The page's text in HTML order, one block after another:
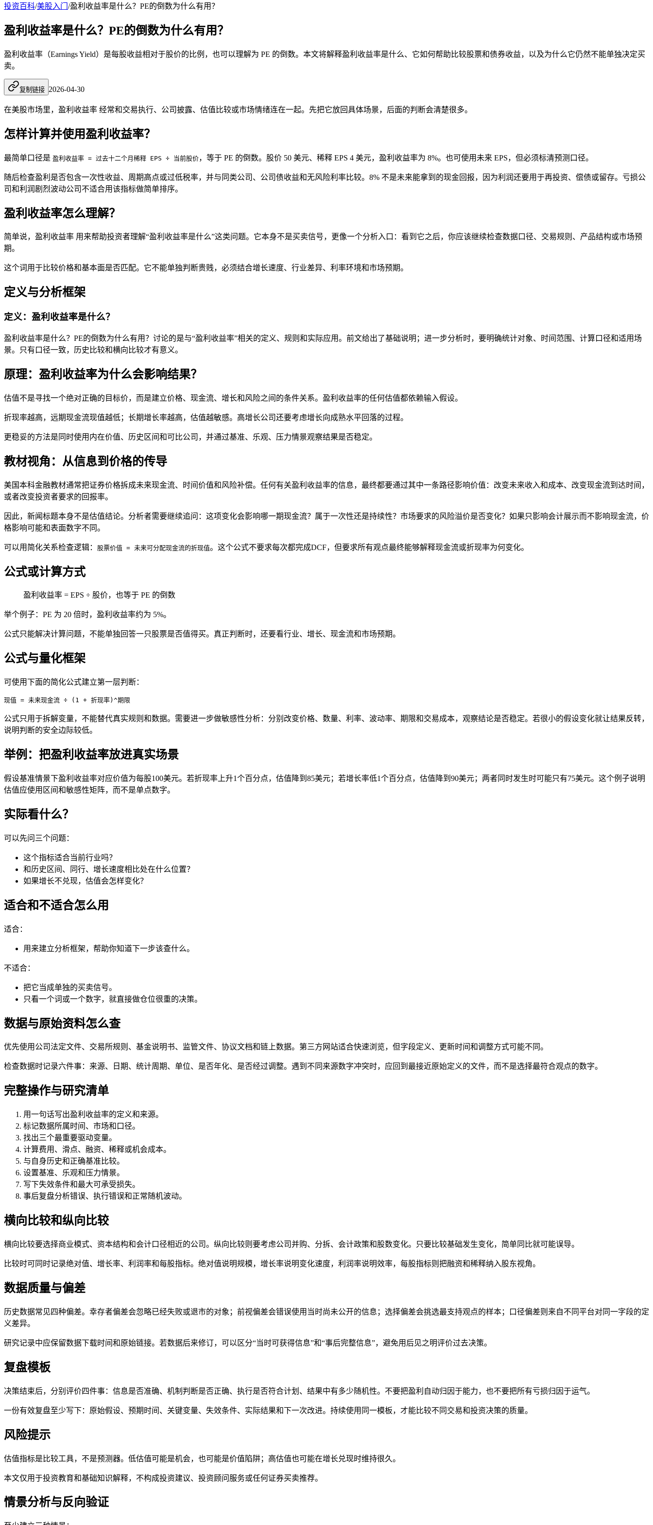
投资百科/美股入门 /盈利收益率是什么？PE的倒数为什么有用？
盈利收益率是什么？PE的倒数为什么有用？
盈利收益率（Earnings Yield）是每股收益相对于股价的比例，也可以理解为 PE 的倒数。本文将解释盈利收益率是什么、它如何帮助比较股票和债券收益，以及为什么它仍然不能单独决定买
卖。
复制链接 2026-04-30
在美股市场里，盈利收益率 经常和交易执行、公司披露、估值比较或市场情绪连在一起。先把它放回具体场景，后面的判断会清楚很多。
怎样计算并使用盈利收益率？
最简单口径是 盈利收益率 = 过去十二个月稀释 EPS ÷ 当前股价，等于 PE 的倒数。股价 50 美元、稀释 EPS 4 美元，盈利收益率为 8%。也可使用未来 EPS，但必须标清预测口径。
随后检查盈利是否包含一次性收益、周期高点或过低税率，并与同类公司、公司债收益和无风险利率比较。8% 不是未来能拿到的现金回报，因为利润还要用于再投资、偿债或留存。亏损公
司和利润剧烈波动公司不适合用该指标做简单排序。
盈利收益率怎么理解？
简单说，盈利收益率 用来帮助投资者理解“盈利收益率是什么”这类问题。它本身不是买卖信号，更像一个分析入口：看到它之后，你应该继续检查数据口径、交易规则、产品结构或市场预
期。
这个词用于比较价格和基本面是否匹配。它不能单独判断贵贱，必须结合增长速度、行业差异、利率环境和市场预期。
定义与分析框架
定义：盈利收益率是什么？
盈利收益率是什么？PE的倒数为什么有用？讨论的是与“盈利收益率”相关的定义、规则和实际应用。前文给出了基础说明；进一步分析时，要明确统计对象、时间范围、计算口径和适用场
景。只有口径一致，历史比较和横向比较才有意义。
原理：盈利收益率为什么会影响结果？
估值不是寻找一个绝对正确的目标价，而是建立价格、现金流、增长和风险之间的条件关系。盈利收益率的任何估值都依赖输入假设。
折现率越高，远期现金流现值越低；长期增长率越高，估值越敏感。高增长公司还要考虑增长向成熟水平回落的过程。
更稳妥的方法是同时使用内在价值、历史区间和可比公司，并通过基准、乐观、压力情景观察结果是否稳定。
教材视角：从信息到价格的传导
美国本科金融教材通常把证券价格拆成未来现金流、时间价值和风险补偿。任何有关盈利收益率的信息，最终都要通过其中一条路径影响价值：改变未来收入和成本、改变现金流到达时间，
或者改变投资者要求的回报率。
因此，新闻标题本身不是估值结论。分析者需要继续追问：这项变化会影响哪一期现金流？属于一次性还是持续性？市场要求的风险溢价是否变化？如果只影响会计展示而不影响现金流，价
格影响可能和表面数字不同。
可以用简化关系检查逻辑： 股票价值 = 未来可分配现金流的折现值。这个公式不要求每次都完成DCF，但要求所有观点最终能够解释现金流或折现率为何变化。
公式或计算方式
盈利收益率 = EPS ÷ 股价，也等于 PE 的倒数
举个例子：PE 为 20 倍时，盈利收益率约为 5%。
公式只能解决计算问题，不能单独回答一只股票是否值得买。真正判断时，还要看行业、增长、现金流和市场预期。
公式与量化框架
可使用下面的简化公式建立第一层判断：
现值 = 未来现金流 ÷ (1 + 折现率)^期限
公式只用于拆解变量，不能替代真实规则和数据。需要进一步做敏感性分析：分别改变价格、数量、利率、波动率、期限和交易成本，观察结论是否稳定。若很小的假设变化就让结果反转，
说明判断的安全边际较低。
举例：把盈利收益率放进真实场景
假设基准情景下盈利收益率对应价值为每股100美元。若折现率上升1个百分点，估值降到85美元；若增长率低1个百分点，估值降到90美元；两者同时发生时可能只有75美元。这个例子说明
估值应使用区间和敏感性矩阵，而不是单点数字。
实际看什么？
可以先问三个问题：
这个指标适合当前行业吗？
和历史区间、同行、增长速度相比处在什么位置？
如果增长不兑现，估值会怎样变化？
适合和不适合怎么用
适合：
用来建立分析框架，帮助你知道下一步该查什么。
不适合：
把它当成单独的买卖信号。
只看一个词或一个数字，就直接做仓位很重的决策。
数据与原始资料怎么查
优先使用公司法定文件、交易所规则、基金说明书、监管文件、协议文档和链上数据。第三方网站适合快速浏览，但字段定义、更新时间和调整方式可能不同。
检查数据时记录六件事：来源、日期、统计周期、单位、是否年化、是否经过调整。遇到不同来源数字冲突时，应回到最接近原始定义的文件，而不是选择最符合观点的数字。
完整操作与研究清单
用一句话写出盈利收益率的定义和来源。
标记数据所属时间、市场和口径。
找出三个最重要驱动变量。
计算费用、滑点、融资、稀释或机会成本。
与自身历史和正确基准比较。
设置基准、乐观和压力情景。
写下失效条件和最大可承受损失。
事后复盘分析错误、执行错误和正常随机波动。
横向比较和纵向比较
横向比较要选择商业模式、资本结构和会计口径相近的公司。纵向比较则要考虑公司并购、分拆、会计政策和股数变化。只要比较基础发生变化，简单同比就可能误导。
比较时可同时记录绝对值、增长率、利润率和每股指标。绝对值说明规模，增长率说明变化速度，利润率说明效率，每股指标则把融资和稀释纳入股东视角。
数据质量与偏差
历史数据常见四种偏差。幸存者偏差会忽略已经失败或退市的对象；前视偏差会错误使用当时尚未公开的信息；选择偏差会挑选最支持观点的样本；口径偏差则来自不同平台对同一字段的定
义差异。
研究记录中应保留数据下载时间和原始链接。若数据后来修订，可以区分“当时可获得信息”和“事后完整信息”，避免用后见之明评价过去决策。
复盘模板
决策结束后，分别评价四件事：信息是否准确、机制判断是否正确、执行是否符合计划、结果中有多少随机性。不要把盈利自动归因于能力，也不要把所有亏损归因于运气。
一份有效复盘至少写下：原始假设、预期时间、关键变量、失效条件、实际结果和下一次改进。持续使用同一模板，才能比较不同交易和投资决策的质量。
风险提示
估值指标是比较工具，不是预测器。低估值可能是机会，也可能是价值陷阱；高估值也可能在增长兑现时维持很久。
本文仅用于投资教育和基础知识解释，不构成投资建议、投资顾问服务或任何证券买卖推荐。
情景分析与反向验证